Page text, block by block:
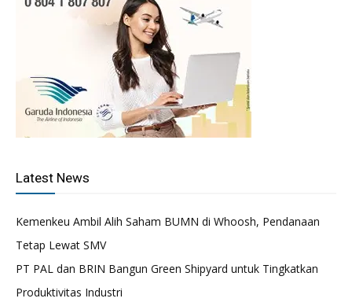
Latest News
Kemenkeu Ambil Alih Saham BUMN di Whoosh, Pendanaan
Tetap Lewat SMV
PT PAL dan BRIN Bangun Green Shipyard untuk Tingkatkan
Produktivitas Industri